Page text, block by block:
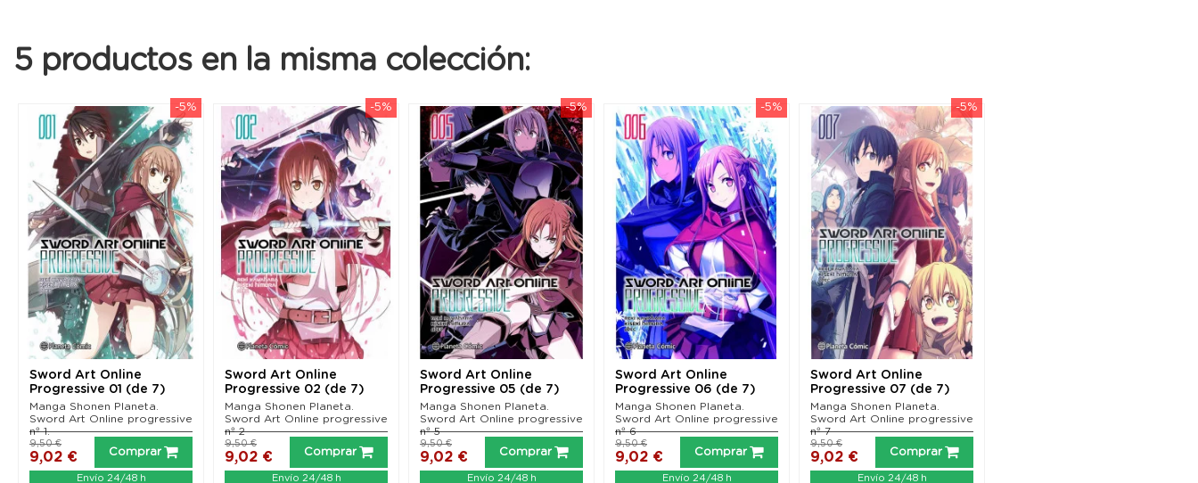
5 productos en la misma colección:
-5%
Sword Art Online
Progressive 01 (de 7)
Manga Shonen Planeta.
Sword Art Online progressive
nº 1.
9,02 €
9,50 €
Comprar
Envío 24/48 h
-5%
Sword Art Online
Progressive 02 (de 7)
Manga Shonen Planeta.
Sword Art Online progressive
nº 2
9,02 €
9,50 €
Comprar
Envío 24/48 h
-5%
Sword Art Online
Progressive 05 (de 7)
Manga Shonen Planeta.
Sword Art Online progressive
nº 5
9,02 €
9,50 €
Comprar
Envío 24/48 h
-5%
Sword Art Online
Progressive 06 (de 7)
Manga Shonen Planeta.
Sword Art Online progressive
nº 6
9,02 €
9,50 €
Comprar
Envío 24/48 h
-5%
Sword Art Online
Progressive 07 (de 7)
Manga Shonen Planeta.
Sword Art Online progressive
nº 7
9,02 €
9,50 €
Comprar
Envío 24/48 h